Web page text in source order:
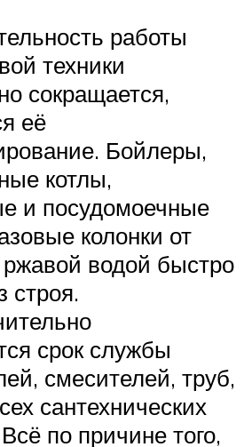
работы
техники
сокращается,
её
Бойлеры,
котлы,
и посудомоечные
колонки от
ржавой водой быстро
строя.
срок службы
смесителей, труб,
сантехнических
по причине того,